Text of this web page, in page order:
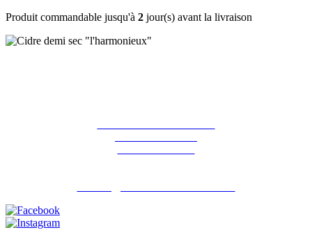
Produit commandable jusqu'à 2 jour(s) avant la livraison